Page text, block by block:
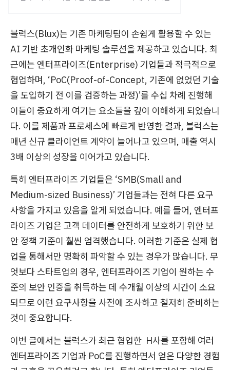
블럭스(Blux)는 기존 마케팅팀이 손쉽게 활용할 수 있는
AI 기반 초개인화 마케팅 솔루션을 제공하고 있습니다. 최
근에는 엔터프라이즈(Enterprise) 기업들과 적극적으로
협업하며, ‘PoC(Proof-of-Concept, 기존에 없었던 기술
을 도입하기 전 이를 검증하는 과정)’를 수십 차례 진행해
이들이 중요하게 여기는 요소들을 깊이 이해하게 되었습니
다. 이를 제품과 프로세스에 빠르게 반영한 결과, 블럭스는
매년 신규 클라이언트 계약이 늘어나고 있으며, 매출 역시
3배 이상의 성장을 이어가고 있습니다.
특히 엔터프라이즈 기업들은 ‘SMB(Small and
Medium-sized Business)’ 기업들과는 전혀 다른 요구
사항을 가지고 있음을 알게 되었습니다. 예를 들어, 엔터프
라이즈 기업은 고객 데이터를 안전하게 보호하기 위한 보
안 정책 기준이 훨씬 엄격했습니다. 이러한 기준은 실제 협
업을 통해서만 명확히 파악할 수 있는 경우가 많습니다. 무
엇보다 스타트업의 경우, 엔터프라이즈 기업이 원하는 수
준의 보안 인증을 취득하는 데 수개월 이상의 시간이 소요
되므로 이런 요구사항을 사전에 조사하고 철저히 준비하는
것이 중요합니다.
이번 글에서는 블럭스가 최근 협업한 H사를 포함해 여러
엔터프라이즈 기업과 PoC를 진행하면서 얻은 다양한 경험